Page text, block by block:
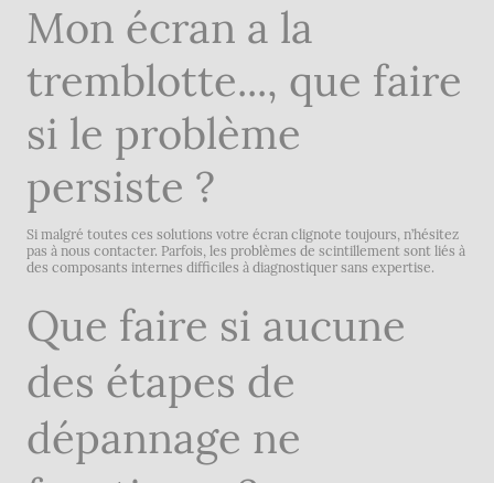
Mon écran a la
tremblotte..., que faire
si le problème
persiste ?
Si malgré toutes ces solutions votre écran clignote toujours, n’hésitez
pas à nous contacter. Parfois, les problèmes de scintillement sont liés à
des composants internes difficiles à diagnostiquer sans expertise.
Que faire si aucune
des étapes de
dépannage ne